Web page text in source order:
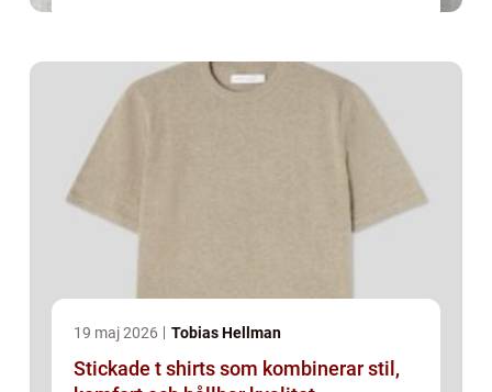
19 maj 2026 Tobias Hellman
Stickade t shirts som kombinerar stil,